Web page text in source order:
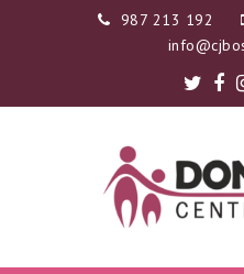
987 213 192